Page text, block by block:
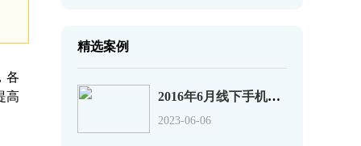
各
高
精选案例
2016年6月线下手机销量排行榜：华为第1、小米第9
2023-06-06